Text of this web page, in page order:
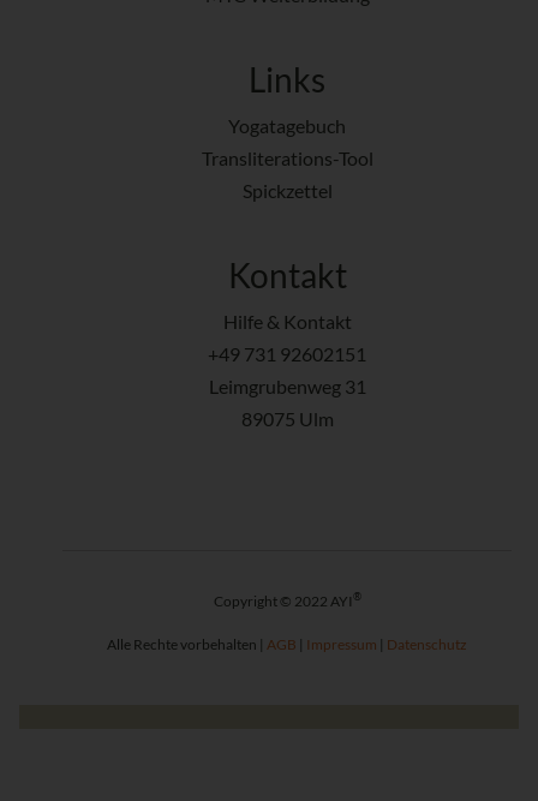
Links
Yogatagebuch
Transliterations-Tool
Spickzettel
Kontakt
Hilfe & Kontakt
+49 731 92602151
Leimgrubenweg 31
89075 Ulm
Copyright © 2022 AYI ®
Alle Rechte vorbehalten | AGB | Impressum | Datenschutz